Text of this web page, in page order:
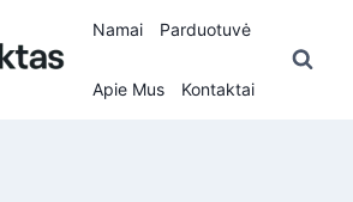
Namai Parduotuvė
Apie Mus Kontaktai